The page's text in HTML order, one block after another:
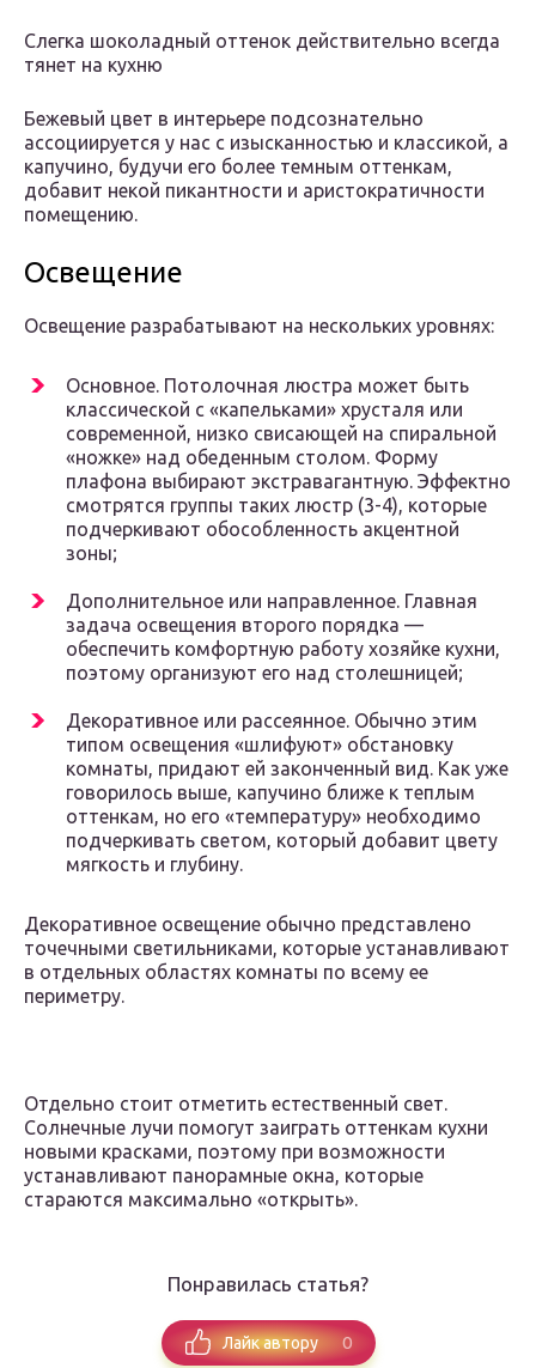
Слегка шоколадный оттенок действительно всегда
тянет на кухню
Бежевый цвет в интерьере подсознательно
ассоциируется у нас с изысканностью и классикой, а
капучино, будучи его более темным оттенкам,
добавит некой пикантности и аристократичности
помещению.
Освещение
Освещение разрабатывают на нескольких уровнях:
Основное. Потолочная люстра может быть
классической с «капельками» хрусталя или
современной, низко свисающей на спиральной
«ножке» над обеденным столом. Форму
плафона выбирают экстравагантную. Эффектно
смотрятся группы таких люстр (3-4), которые
подчеркивают обособленность акцентной
зоны;
Дополнительное или направленное. Главная
задача освещения второго порядка —
обеспечить комфортную работу хозяйке кухни,
поэтому организуют его над столешницей;
Декоративное или рассеянное. Обычно этим
типом освещения «шлифуют» обстановку
комнаты, придают ей законченный вид. Как уже
говорилось выше, капучино ближе к теплым
оттенкам, но его «температуру» необходимо
подчеркивать светом, который добавит цвету
мягкость и глубину.
Декоративное освещение обычно представлено
точечными светильниками, которые устанавливают
в отдельных областях комнаты по всему ее
периметру.
Отдельно стоит отметить естественный свет.
Солнечные лучи помогут заиграть оттенкам кухни
новыми красками, поэтому при возможности
устанавливают панорамные окна, которые
стараются максимально «открыть».
Понравилась статья?
Лайк автору 0